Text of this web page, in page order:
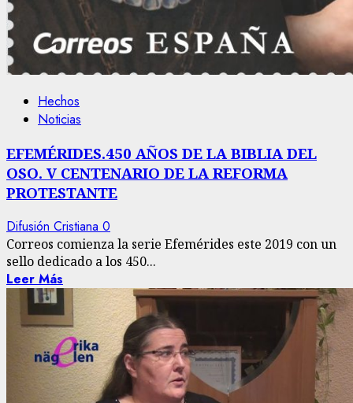
Hechos
Noticias
EFEMÉRIDES.450 AÑOS DE LA BIBLIA DEL
OSO. V CENTENARIO DE LA REFORMA
PROTESTANTE
Difusión Cristiana 0
Correos comienza la serie Efemérides este 2019 con un
sello dedicado a los 450...
Leer Más